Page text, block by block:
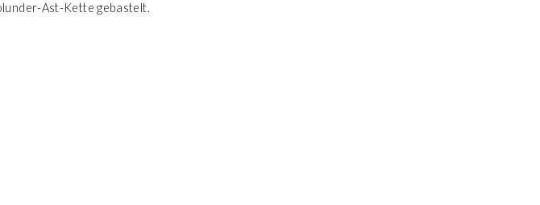
Ast-Kette gebastelt.